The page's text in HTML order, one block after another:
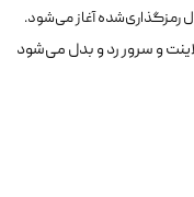
رمزگذاری‌شده آغاز می‌شود.
و سرور رد و بدل می‌شود